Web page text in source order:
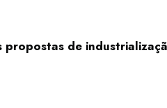
propostas de